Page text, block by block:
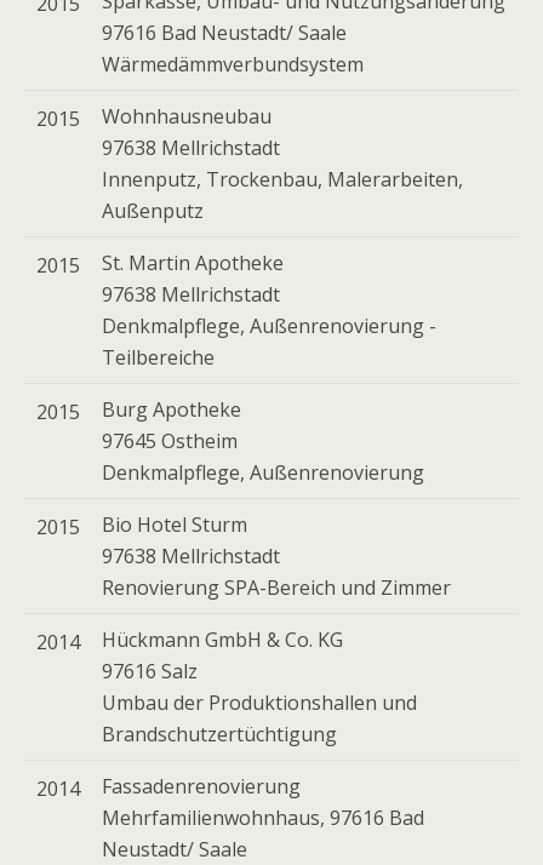
97616 Bad Neustadt/ Saale
Wärmedämmverbundsystem
2015
Wohnhausneubau
97638 Mellrichstadt
Innenputz, Trockenbau, Malerarbeiten,
Außenputz
2015
St. Martin Apotheke
97638 Mellrichstadt
Denkmalpflege, Außenrenovierung -
Teilbereiche
2015
Burg Apotheke
97645 Ostheim
Denkmalpflege, Außenrenovierung
2015
Bio Hotel Sturm
97638 Mellrichstadt
Renovierung SPA-Bereich und Zimmer
2014
Hückmann GmbH & Co. KG
97616 Salz
Umbau der Produktionshallen und
Brandschutzertüchtigung
2014
Fassadenrenovierung
Mehrfamilienwohnhaus, 97616 Bad
Neustadt/ Saale